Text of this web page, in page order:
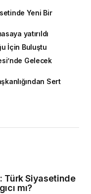
Yeni Bir
yatırıldı
İçin Buluştu
Gelecek
Sert
Türk Siyasetinde
mı?